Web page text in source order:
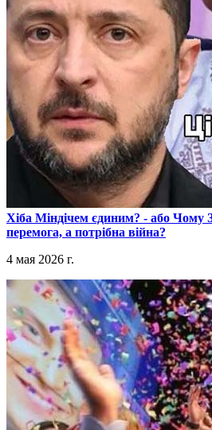
​Хіба Міндічем єдиним? - або Чому
перемога, а потрібна війна?
4 мая 2026 г.